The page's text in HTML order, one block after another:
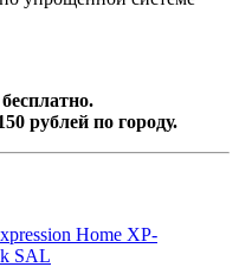
бесплатно.
рублей по городу.